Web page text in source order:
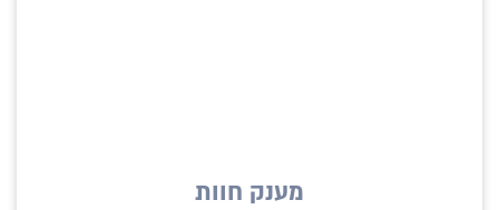
מענק חוות